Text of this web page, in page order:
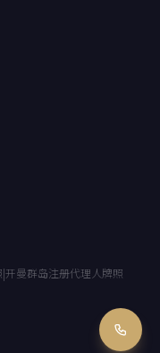
开曼群岛注册代理人牌照